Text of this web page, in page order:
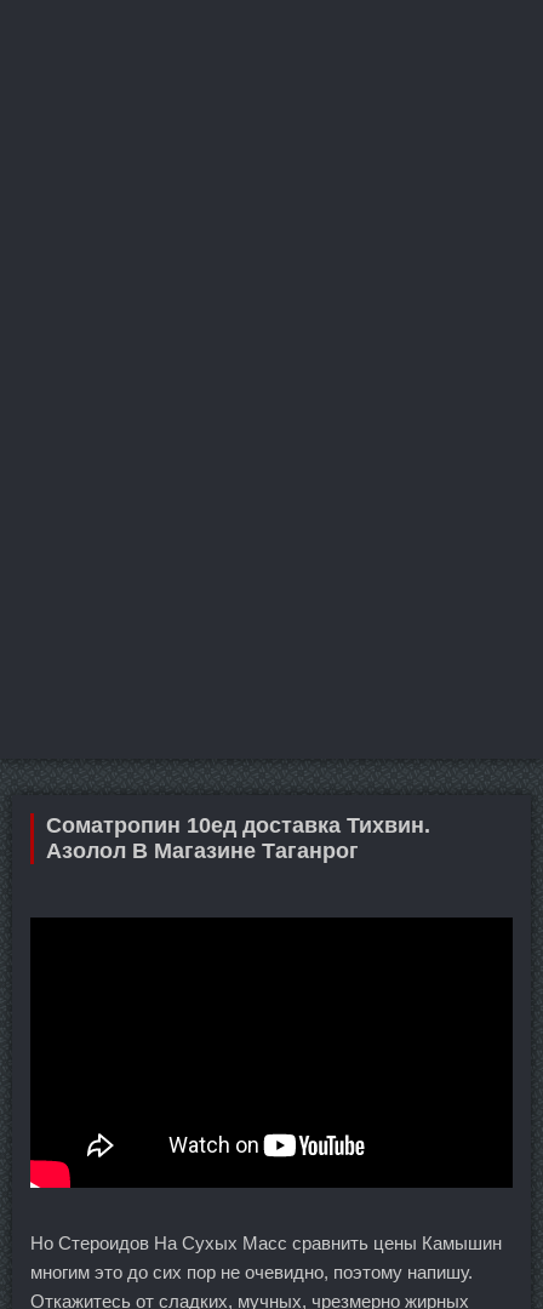
Cоматропин 10ед доставка Тихвин.
Азолол В Магазине Таганрог
Но Стероидов На Сухых Масс сравнить цены Камышин
многим это до сих пор не очевидно, поэтому напишу.
Откажитесь от сладких, мучных, чрезмерно жирных